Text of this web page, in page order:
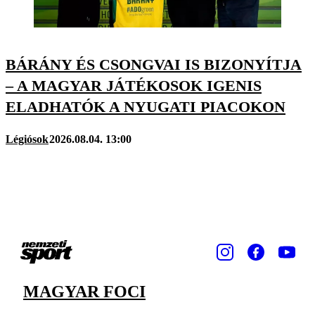
BÁRÁNY ÉS CSONGVAI IS BIZONYÍTJA
– A MAGYAR JÁTÉKOSOK IGENIS
ELADHATÓK A NYUGATI PIACOKON
Légiósok2026.08.04. 13:00
MAGYAR FOCI